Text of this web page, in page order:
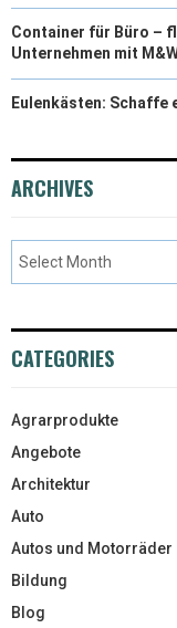
Container für Büro –
Unternehmen mit
Eulenkästen: Schaffe
ARCHIVES
CATEGORIES
Agrarprodukte
Angebote
Architektur
Auto
Autos und Motorräder
Bildung
Blog